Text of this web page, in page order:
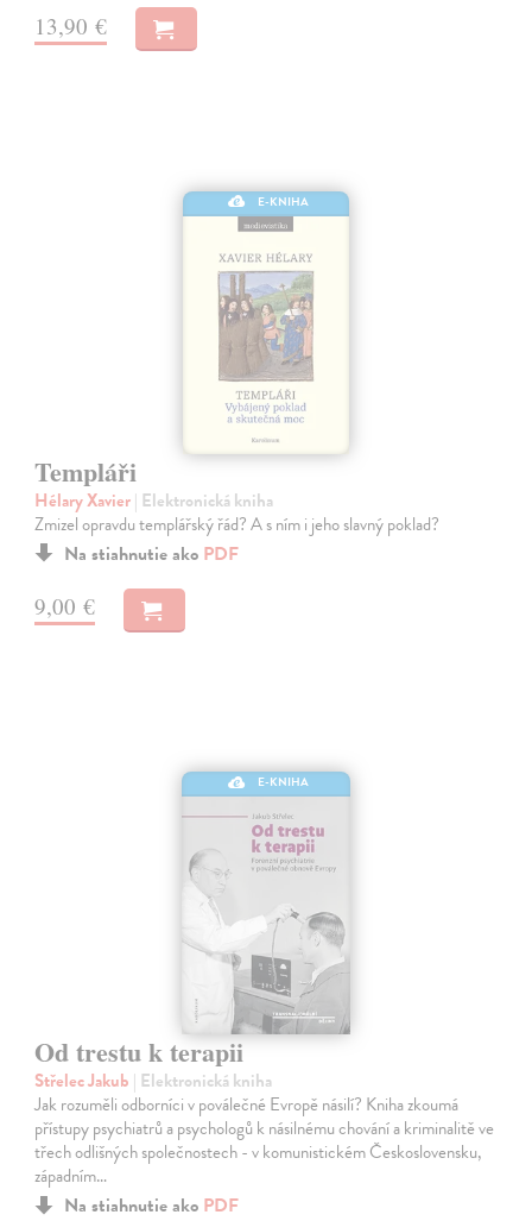
13,90 €
E-KNIHA
Templáři
Hélary Xavier| Elektronická kniha
Zmizel opravdu templářský řád? A s ním i jeho slavný poklad?
Na stiahnutie ako PDF
9,00 €
E-KNIHA
Od trestu k terapii
Střelec Jakub | Elektronická kniha
Jak rozuměli odborníci v poválečné Evropě násilí? Kniha zkoumá
přístupy psychiatrů a psychologů k násilnému chování a kriminalitě ve
třech odlišných společnostech - v komunistickém Československu,
západním…
Na stiahnutie ako PDF